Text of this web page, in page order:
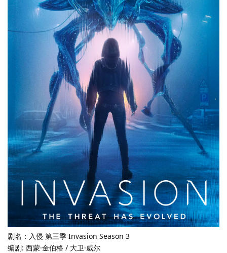
剧名：入侵 第三季 Invasion Season 3
编剧: 西蒙·金伯格 / 大卫·威尔